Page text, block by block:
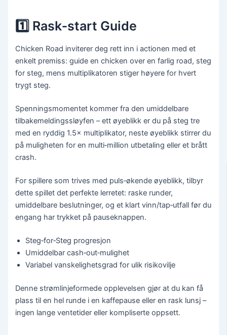
1️⃣ Rask‑start Guide
Chicken Road inviterer deg rett inn i actionen med et
enkelt premiss: guide en chicken over en farlig road, steg
for steg, mens multiplikatoren stiger høyere for hvert
trygt steg.
Spenningsmomentet kommer fra den umiddelbare
tilbakemeldingssløyfen – ett øyeblikk er du på steg tre
med en ryddig 1.5× multiplikator, neste øyeblikk stirrer du
på muligheten for en multi‑million utbetaling eller et brått
crash.
For spillere som trives med puls‑økende øyeblikk, tilbyr
dette spillet det perfekte lerretet: raske runder,
umiddelbare beslutninger, og et klart vinn/tap‑utfall før du
engang har trykket på pauseknappen.
Steg‑for‑Steg progresjon
Umiddelbar cash‑out‑mulighet
Variabel vanskelighetsgrad for ulik risikovilje
Denne strømlinjeformede opplevelsen gjør at du kan få
plass til en hel runde i en kaffepause eller en rask lunsj –
ingen lange ventetider eller kompliserte oppsett.